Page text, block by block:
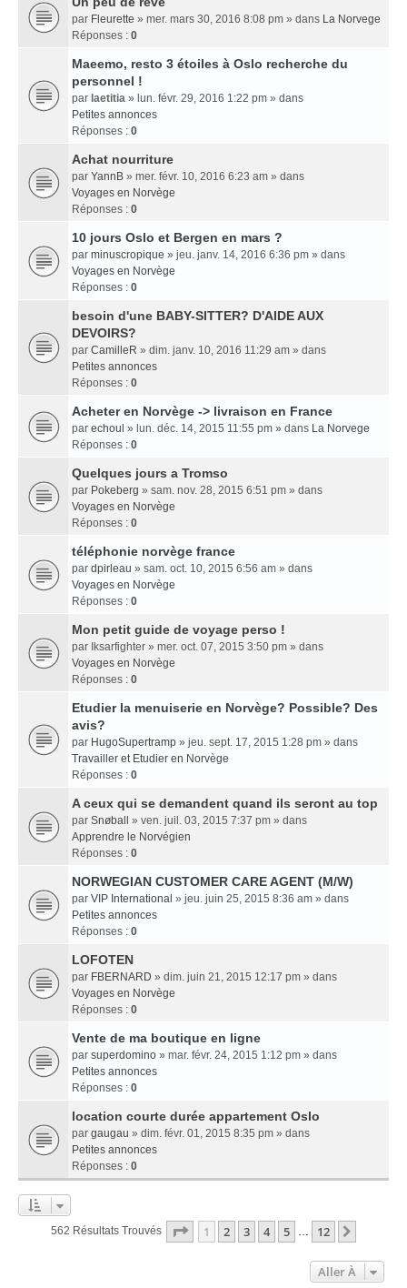
par Fleurette » mer. mars 30, 2016 8:08 pm » dans La Norvege
Réponses : 0
Maeemo, resto 3 étoiles à Oslo recherche du
personnel !
par laetitia » lun. févr. 29, 2016 1:22 pm » dans
Petites annonces
Réponses : 0
Achat nourriture
par YannB » mer. févr. 10, 2016 6:23 am » dans
Voyages en Norvège
Réponses : 0
10 jours Oslo et Bergen en mars ?
par minuscropique » jeu. janv. 14, 2016 6:36 pm » dans
Voyages en Norvège
Réponses : 0
besoin d'une BABY-SITTER? D'AIDE AUX
DEVOIRS?
par CamilleR » dim. janv. 10, 2016 11:29 am » dans
Petites annonces
Réponses : 0
Acheter en Norvège -> livraison en France
par echoul » lun. déc. 14, 2015 11:55 pm » dans La Norvege
Réponses : 0
Quelques jours a Tromso
par Pokeberg » sam. nov. 28, 2015 6:51 pm » dans
Voyages en Norvège
Réponses : 0
téléphonie norvège france
par dpirleau » sam. oct. 10, 2015 6:56 am » dans
Voyages en Norvège
Réponses : 0
Mon petit guide de voyage perso !
par Iksarfighter » mer. oct. 07, 2015 3:50 pm » dans
Voyages en Norvège
Réponses : 0
Etudier la menuiserie en Norvège? Possible? Des
avis?
par HugoSupertramp » jeu. sept. 17, 2015 1:28 pm » dans
Travailler et Etudier en Norvège
Réponses : 0
A ceux qui se demandent quand ils seront au top
par Snøball
» ven. juil. 03, 2015 7:37 pm » dans
Apprendre le Norvégien
Réponses : 0
NORWEGIAN CUSTOMER CARE AGENT (M/W)
par VIP International » jeu. juin 25, 2015 8:36 am » dans
Petites annonces
Réponses : 0
LOFOTEN
par FBERNARD » dim. juin 21, 2015 12:17 pm » dans
Voyages en Norvège
Réponses : 0
Vente de ma boutique en ligne
par superdomino » mar. févr. 24, 2015 1:12 pm » dans
Petites annonces
Réponses : 0
location courte durée appartement Oslo
par gaugau » dim. févr. 01, 2015 8:35 pm » dans
Petites annonces
Réponses : 0
562 Résultats Trouvés Page 1Sur
1 2 3 4 5 … 12
Aller À